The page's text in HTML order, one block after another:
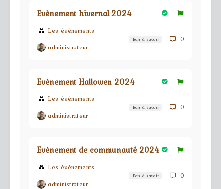
Evènement hivernal 2024
Les évènements
administrateur
Bon à savoir 0
Evènement Hallowen 2024
Les évènements
administrateur
Bon à savoir 0
Evènement de communauté 2024
Les évènements
administrateur
Bon à savoir 0